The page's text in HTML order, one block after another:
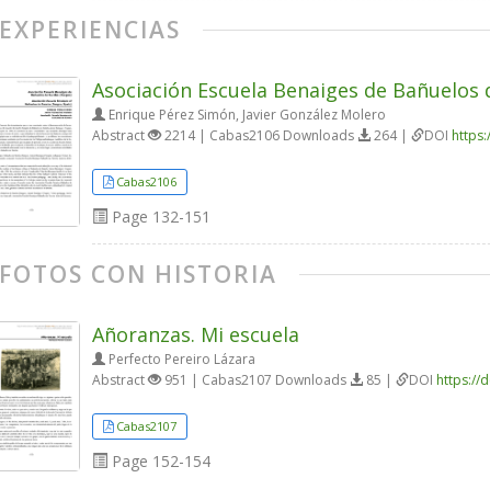
EXPERIENCIAS
Asociación Escuela Benaiges de
Enrique Pérez Simón, Javier González Molero
Abstract
2214 | Cabas2106 Downloads 264 | DOI
Cabas2106
Page 132-151
FOTOS CON HISTORIA
Añoranzas. Mi escuela
Perfecto Pereiro Lázara
Abstract
951 | Cabas2107 Downloads 85 | DOI https://
Cabas2107
Page 152-154